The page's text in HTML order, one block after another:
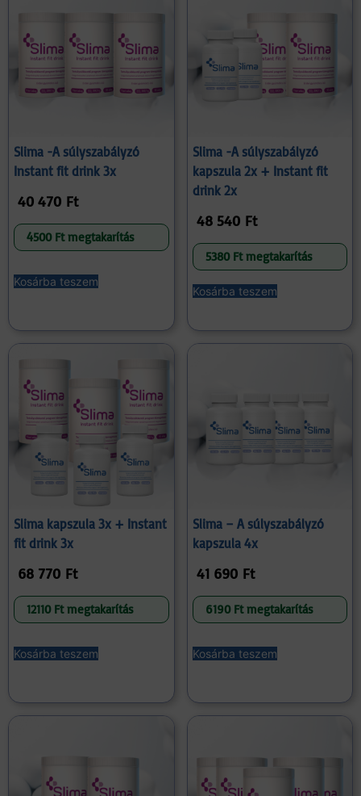
Slima -A súlyszabályzó
Instant fit drink 3x
40 470 Ft
4500 Ft megtakarítás
Kosárba teszem
Slima -A súlyszabályzó
kapszula 2x + Instant fit
drink 2x
48 540 Ft
5380 Ft megtakarítás
Kosárba teszem
Slima kapszula 3x + Instant
fit drink 3x
68 770 Ft
12110 Ft megtakarítás
Kosárba teszem
Slima – A súlyszabályzó
kapszula 4x
41 690 Ft
6190 Ft megtakarítás
Kosárba teszem